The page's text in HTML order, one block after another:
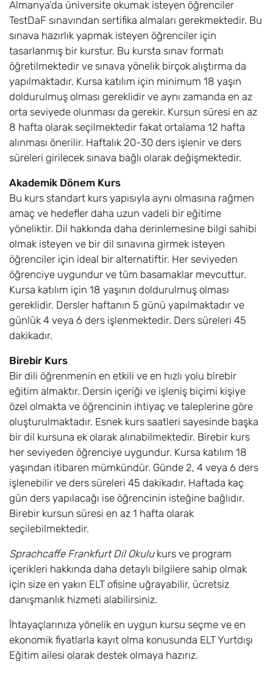
Almanya’da üniversite okumak isteyen öğrenciler
TestDaF sınavından sertifika almaları gerekmektedir. Bu
sınava hazırlık yapmak isteyen öğrenciler için
tasarlanmış bir kurstur. Bu kursta sınav formatı
öğretilmektedir ve sınava yönelik birçok alıştırma da
yapılmaktadır. Kursa katılım için minimum 18 yaşın
doldurulmuş olması gereklidir ve aynı zamanda en az
orta seviyede olunması da gerekir. Kursun süresi en az
8 hafta olarak seçilmektedir fakat ortalama 12 hafta
alınması önerilir. Haftalık 20-30 ders işlenir ve ders
süreleri girilecek sınava bağlı olarak değişmektedir.
Akademik Dönem Kurs
Bu kurs standart kurs yapısıyla aynı olmasına rağmen
amaç ve hedefler daha uzun vadeli bir eğitime
yöneliktir. Dil hakkında daha derinlemesine bilgi sahibi
olmak isteyen ve bir dil sınavına girmek isteyen
öğrenciler için ideal bir alternatiftir. Her seviyeden
öğrenciye uygundur ve tüm basamaklar mevcuttur.
Kursa katılım için 18 yaşının doldurulmuş olması
gereklidir. Dersler haftanın 5 günü yapılmaktadır ve
günlük 4 veya 6 ders işlenmektedir. Ders süreleri 45
dakikadır.
Birebir Kurs
Bir dili öğrenmenin en etkili ve en hızlı yolu birebir
eğitim almaktır. Dersin içeriği ve işleniş biçimi kişiye
özel olmakta ve öğrencinin ihtiyaç ve taleplerine göre
oluşturulmaktadır. Esnek kurs saatleri sayesinde başka
bir dil kursuna ek olarak alınabilmektedir. Birebir kurs
her seviyeden öğrenciye uygundur. Kursa katılım 18
yaşından itibaren mümkündür. Günde 2, 4 veya 6 ders
işlenebilir ve ders süreleri 45 dakikadır. Haftada kaç
gün ders yapılacağı ise öğrencinin isteğine bağlıdır.
Birebir kursun süresi en az 1 hafta olarak
seçilebilmektedir.
Sprachcaffe Frankfurt Dil Okulukurs ve program
içerikleri hakkında daha detaylı bilgilere sahip olmak
için size en yakın ELT ofisine uğrayabilir, ücretsiz
danışmanlık hizmeti alabilirsiniz.
İhtayaçlarınıza yönelik en uygun kursu seçme ve en
ekonomik fiyatlarla kayıt olma konusunda ELT Yurtdışı
Eğitim ailesi olarak destek olmaya hazırız.